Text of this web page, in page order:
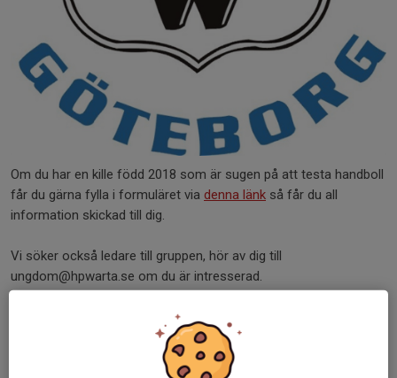
Om du har en kille född 2018 som är sugen på att testa handboll
får du gärna fylla i formuläret via denna länk så får du all
information skickad till dig.
Vi söker också ledare till gruppen, hör av dig till
ungdom@hpwarta.se om du är intresserad.
Då intresset är stort har vi två träningsgrupper för pojkar 2018,
en i Lundbyskolan på lördagar och en i Toleredsskolan på
söndagar. Ni väljer alltså en av grupperna vid ansökan.